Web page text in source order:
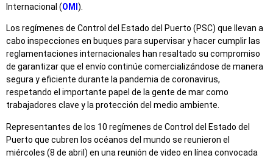
Internacional (OMI ).
Los regímenes de Control del Estado del Puerto (PSC) que llevan a
cabo inspecciones en buques para supervisar y hacer cumplir las
reglamentaciones internacionales han resaltado su compromiso
de garantizar que el envío continúe comercializándose de manera
segura y eficiente durante la pandemia de coronavirus,
respetando el importante papel de la gente de mar como
trabajadores clave y la protección del medio ambiente.
Representantes de los 10 regímenes de Control del Estado del
Puerto que cubren los océanos del mundo se reunieron el
miércoles (8 de abril) en una reunión de video en línea convocada